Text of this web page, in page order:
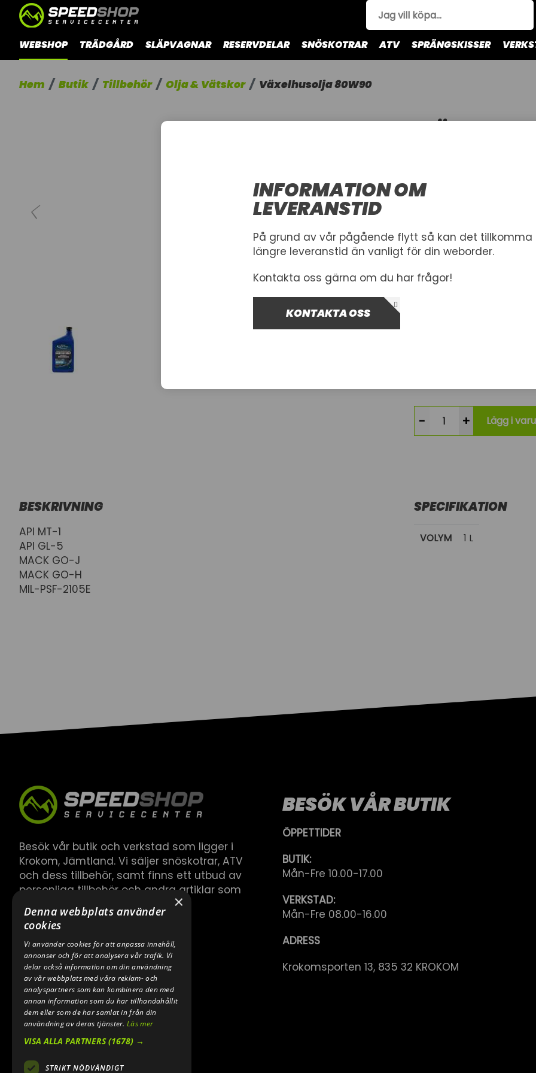
WEBSHOP TRÄDGÅRD SLÄPVAGNAR RESERVDELAR SNÖSKOTRAR ATV SPRÄNGSKISSER
Hem Butik Tillbehör Olja & Vätskor Växelhusolja 80W90
STAR
För utombordare
VOLYM
1 L
- + Lägg i
BESKRIVNING
API MT-1
API GL-5
MACK GO-J
MACK GO-H
MIL-PSF-2105E
SPECIFIKATION
VOLYM 1 L
Besök vår butik och verkstad som ligger i
Krokom, Jämtland. Vi säljer snöskotrar, ATV
och dess tillbehör, samt finns ett utbud av
personliga tillbehör och andra artiklar som
hör till.
BESÖK VÅR BUTIK
ÖPPETTIDER
BUTIK:
Mån-Fre 10.00-17.00
VERKSTAD:
Mån-Fre 08.00-16.00
ADRESS
Krokomsporten 13, 835 32 KROKOM
INFORMATION OM
LEVERANSTID
På grund av vår pågående flytt så kan det tillkomma
längre leveranstid än vanligt för din weborder.
Kontakta oss gärna om du har frågor!
KONTAKTA OSS
×
Denna webbplats använder
cookies
Vi använder cookies för att anpassa innehåll,
annonser och för att analysera vår trafik. Vi
delar också information om din användning
av vår webbplats med våra reklam- och
analyspartners som kan kombinera den med
annan information som du har tillhandahållit
dem eller som de har samlat in från din
användning av deras tjänster.Läs mer
VISA ALLA PARTNERS(1678) →
STRIKT NÖDVÄNDIGT